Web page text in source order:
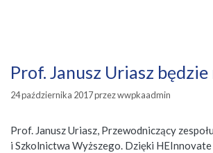
Prof. Janusz Uriasz
24 października 2017przezwwpkaadmin
Prof. Janusz Uriasz, Przewodniczący
i Szkolnictwa Wyższego. Dzięki